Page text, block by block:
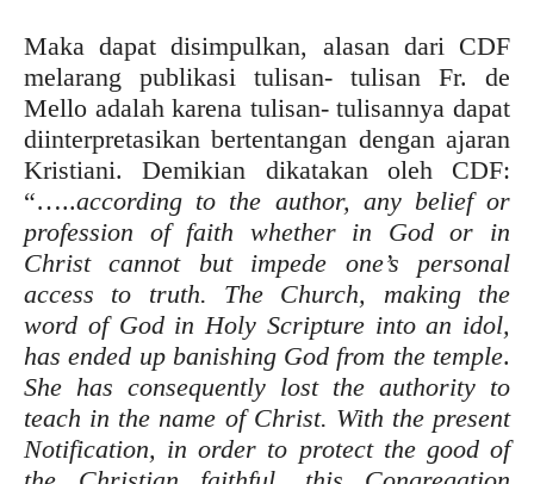
Maka dapat disimpulkan, alasan dari CDF
melarang publikasi tulisan- tulisan Fr. de
Mello adalah karena tulisan- tulisannya dapat
diinterpretasikan bertentangan dengan ajaran
Kristiani. Demikian dikatakan oleh CDF:
“…..according to the author, any belief or
profession of faith whether in God or in
Christ cannot but impede one’s personal
access to truth. The Church, making the
word of God in Holy Scripture into an idol,
has ended up banishing God from the temple.
She has consequently lost the authority to
teach in the name of Christ. With the present
Notification, in order to protect the good of